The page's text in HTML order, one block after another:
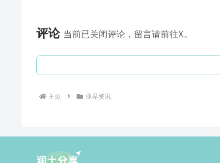
评论 当前已关闭评论，留言请前往X。
主页 业界资讯